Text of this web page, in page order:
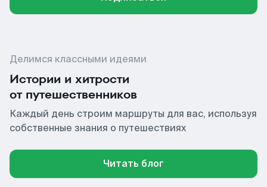
Делимся классными идеями
Истории и хитрости
от путешественников
Каждый день строим маршруты для вас, используя
собственные знания о путешествиях
Читать блог